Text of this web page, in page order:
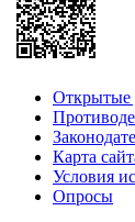
Открытые
Карта
Условия
Опросы